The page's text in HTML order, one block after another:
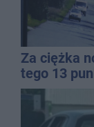
Za ciężka
tego 13